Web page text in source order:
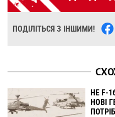
ПОДІЛІТЬСЯ З ІНШИМИ!
НЕ F-
НОВІ